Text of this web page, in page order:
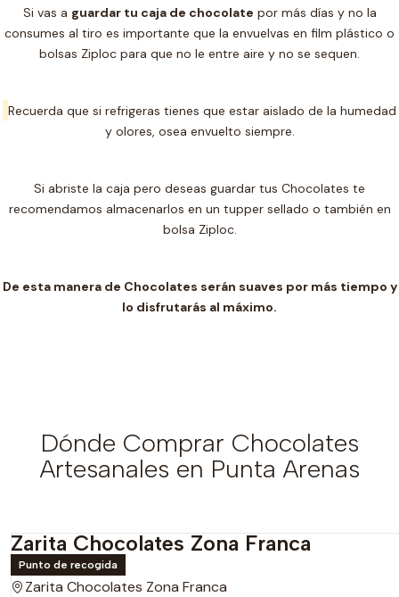
Si vas a guardar tu caja de chocolate por más días y no la
consumes al tiro es importante que la envuelvas en film plástico o
bolsas Ziploc para que no le entre aire y no se sequen.
Recuerda que si refrigeras tienes que estar aislado de la humedad
y olores, osea envuelto siempre.
Si abriste la caja pero deseas guardar tus Chocolates te
recomendamos almacenarlos en un tupper sellado o también en
bolsa Ziploc.
De esta manera de Chocolates serán suaves por más tiempo y
lo disfrutarás al máximo.
Dónde Comprar Chocolates
Artesanales en Punta Arenas
Zarita Chocolates Zona Franca
Punto de recogida
Zarita Chocolates Zona Franca